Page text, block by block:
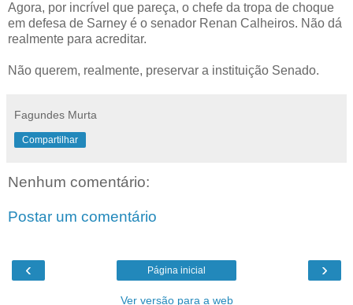
Agora, por incrível que pareça, o chefe da tropa de choque
em defesa de Sarney é o senador Renan Calheiros. Não dá
realmente para acreditar.
Não querem, realmente, preservar a instituição Senado.
Fagundes Murta
Compartilhar
Nenhum comentário:
Postar um comentário
‹ ›
Página inicial
Ver versão para a web